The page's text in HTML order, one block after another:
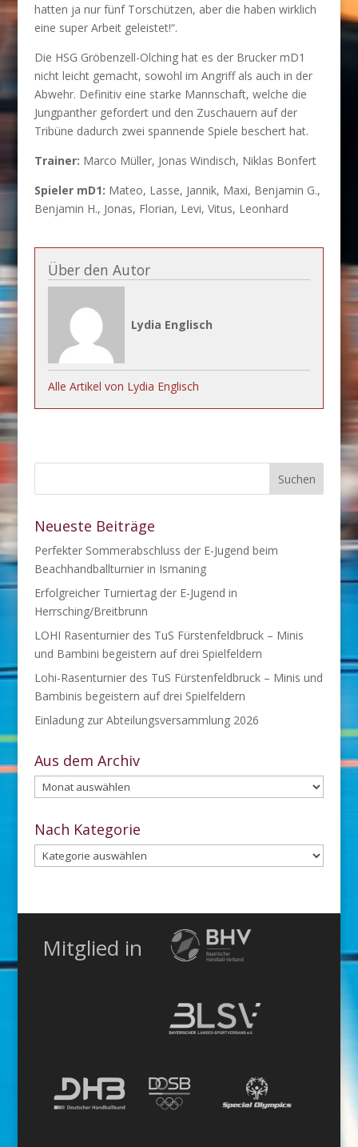
hatten ja nur fünf Torschützen, aber die haben wirklich
eine super Arbeit geleistet!“.
Die HSG Gröbenzell-Olching hat es der Brucker mD1
nicht leicht gemacht, sowohl im Angriff als auch in der
Abwehr. Definitiv eine starke Mannschaft, welche die
Jungpanther gefordert und den Zuschauern auf der
Tribüne dadurch zwei spannende Spiele beschert hat.
Trainer: Marco Müller, Jonas Windisch, Niklas Bonfert
Spieler mD1: Mateo, Lasse, Jannik, Maxi, Benjamin G.,
Benjamin H., Jonas, Florian, Levi, Vitus, Leonhard
Über den Autor
Lydia Englisch
Alle Artikel von Lydia Englisch
Neueste Beiträge
Perfekter Sommerabschluss der E-Jugend beim
Beachhandballturnier in Ismaning
Erfolgreicher Turniertag der E-Jugend in
Herrsching/Breitbrunn
LOHI Rasenturnier des TuS Fürstenfeldbruck – Minis
und Bambini begeistern auf drei Spielfeldern
Lohi-Rasenturnier des TuS Fürstenfeldbruck – Minis und
Bambinis begeistern auf drei Spielfeldern
Einladung zur Abteilungsversammlung 2026
Aus dem Archiv
Aus
dem
Archiv
Nach Kategorie
Nach
Kategorie
Mitglied in